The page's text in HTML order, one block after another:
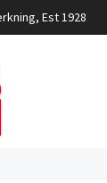
Est 1928